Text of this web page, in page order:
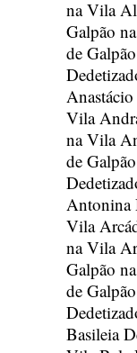
na Vila
Galpão
de
Anastácio
Vila
na Vila
de
Antonina
Vila
na Vila
Galpão
de
Basileia